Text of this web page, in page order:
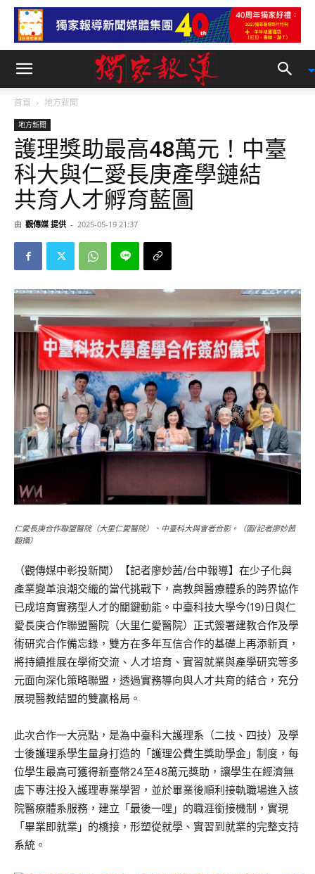
首頁 地方新聞
地方新聞
護理獎助最高48萬元！中臺
科大與仁愛長庚產學鏈結
共育人才孵育藍圖
由 觀傳媒 提供 - 2025-05-19 21:37
仁愛長庚合作聯盟醫院（大里仁愛醫院）、中臺科大與會者合影。（圖/記者廖妙茜
翻攝）
（觀傳媒中彰投新聞）【記者廖妙茜/台中報導】在少子化與
產業變革浪潮交織的當代挑戰下，高教與醫療體系的跨界協作
已成培育實務型人才的關鍵動能。中臺科技大學今(19)日與仁
愛長庚合作聯盟醫院（大里仁愛醫院）正式簽署建教合作及學
術研究合作備忘錄，雙方在多年互信合作的基礎上再添新頁，
將持續推展在學術交流、人才培育、實習就業與產學研究等多
元面向深化策略聯盟，透過實務導向與人才共育的結合，充分
展現醫教結盟的雙贏格局。
此次合作一大亮點，是為中臺科大護理系（二技、四技）及學
士後護理系學生量身打造的「護理公費生獎助學金」制度，每
位學生最高可獲得新臺幣24至48萬元獎助，讓學生在經濟無
虞下專注投入護理專業學習，並於畢業後順利接軌職場進入該
院醫療體系服務，建立「最後一哩」的職涯銜接機制，實現
「畢業即就業」的橋接，形塑從就學、實習到就業的完整支持
系統。